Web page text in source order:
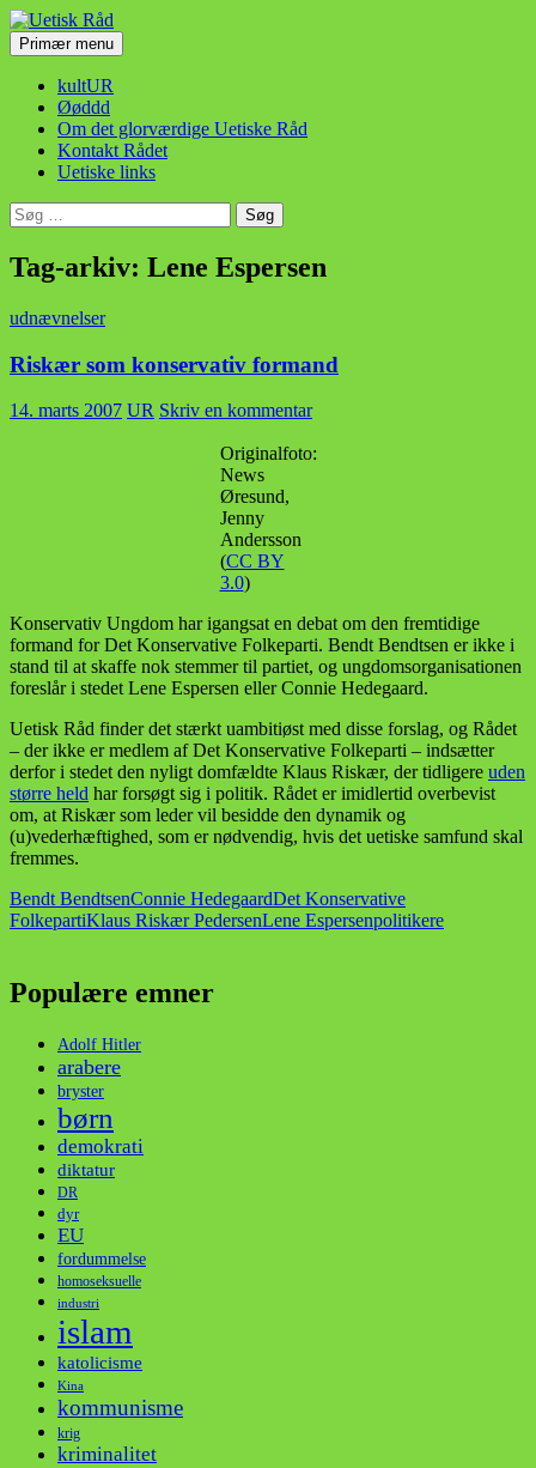
Hop
til
indhold
Uetisk Råd
SøgPrimær menu
kultUR
Øøddd
Om det glorværdige Uetiske Råd
Kontakt Rådet
Uetiske links
Søg
efter:
Tag-arkiv: Lene Espersen
udnævnelser
Riskær som konservativ formand
14. marts 2007 UR Skriv en kommentar
Originalfoto:
News
Øresund,
Jenny
Andersson
(CC BY
3.0)
Konservativ Ungdom har igangsat en debat om den fremtidige
formand for Det Konservative Folkeparti. Bendt Bendtsen er ikke i
stand til at skaffe nok stemmer til partiet, og ungdomsorganisationen
foreslår i stedet Lene Espersen eller Connie Hedegaard.
Uetisk Råd finder det stærkt uambitiøst med disse forslag, og Rådet
– der ikke er medlem af Det Konservative Folkeparti – indsætter
derfor i stedet den nyligt domfældte Klaus Riskær, der tidligere uden
større held har forsøgt sig i politik. Rådet er imidlertid overbevist
om, at Riskær som leder vil besidde den dynamik og
(u)vederhæftighed, som er nødvendig, hvis det uetiske samfund skal
fremmes.
Bendt BendtsenConnie HedegaardDet Konservative
FolkepartiKlaus Riskær PedersenLene Espersenpolitikere
Populære emner
Adolf Hitler
arabere
bryster
børn
demokrati
diktatur
DR
dyr
EU
fordummelse
homoseksuelle
industri
islam
katolicisme
Kina
kommunisme
krig
kriminalitet